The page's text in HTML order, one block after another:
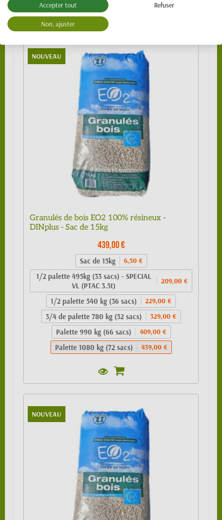
NOUVEAU
Granulés de bois EO2 100% résineux -
DINplus - Sac de 15kg
439,00 €
Sac de 15kg 6,50 €
1/2 palette 495kg (33 sacs) - SPECIAL
VL (PTAC 3.5t)
209,00 €
1/2 palette 540 kg (36 sacs) 229,00 €
3/4 de palette 780 kg (52 sacs) 329,00 €
Palette 990 kg (66 sacs) 409,00 €
Palette 1080 kg (72 sacs) 439,00 €
NOUVEAU
Accepter tout Refuser
Non, ajuster